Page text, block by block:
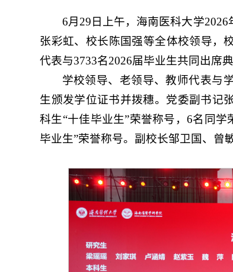
6月29日上午，海南医科大学
张彩虹、校长陈国强等全体校领导，
代表与3733名2026届毕业生共同出席
学校领导、老领导、教师代表与
生颁发学位证书并拨穗。党委副书记
科生“十佳毕业生”荣誉称号，6名同
毕业生”荣誉称号。副校长邹卫国、曾